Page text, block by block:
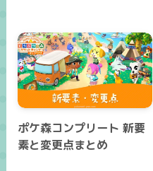
ポケ森コンプリート 新要
素と変更点まとめ